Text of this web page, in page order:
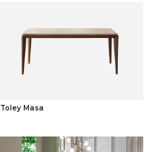
Toley Masa